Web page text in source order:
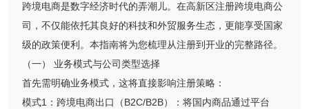
跨境电商是数字经济时代的弄潮儿。在高新区注册跨境电商公
司，不仅能依托其良好的科技和外贸服务生态，更能享受国家
级的政策便利。本指南将为您梳理从注册到开业的完整路径。
（一） 业务模式与公司类型选择
首先需明确业务模式，这将直接影响注册策略：
模式1：跨境电商出口（B2C/B2B）：将国内商品通过平台